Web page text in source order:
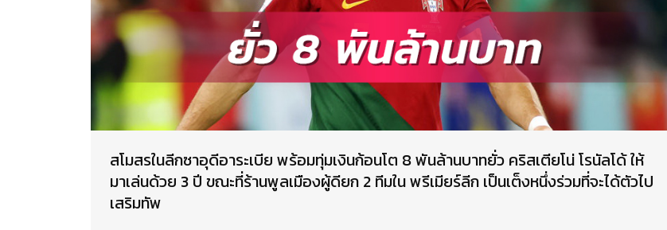
สโมสรในลีกซาอุดีอาระเบีย พร้อมทุ่มเงินก้อนโต 8 พันล้านบาทยั่ว คริสเตียโน่ โรนัลโด้ ให้
มาเล่นด้วย 3 ปี ขณะที่ร้านพูลเมืองผู้ดียก 2 ทีมใน พรีเมียร์ลีก เป็นเต็งหนึ่งร่วมที่จะได้ตัวไป
เสริมทัพ